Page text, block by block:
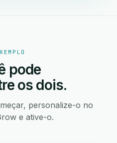
pode
os dois.
personalize-o no
e ative-o.